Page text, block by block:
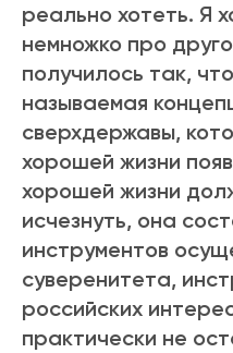
реально хотеть. Я
немножко про
получилось так,
называемая
сверхдержавы,
хорошей жизни
хорошей жизни
исчезнуть, она
инструментов
суверенитета,
российских
практически не